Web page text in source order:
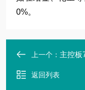
0%。
上一个： 主控板
返回列表